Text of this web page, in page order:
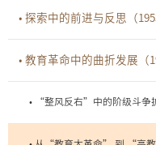
• 探索中的前进与反思（
• 教育革命中的曲折发展（
• “整风反右”中的阶级斗争